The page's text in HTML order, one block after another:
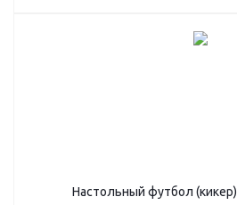
Настольный футбол